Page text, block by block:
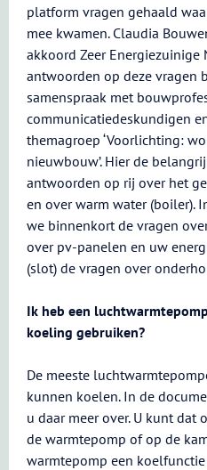
platform vragen gehaald
mee kwamen. Claudia
akkoord Zeer
antwoorden op deze vragen
samenspraak met
communicatiedeskundigen
themagroep ‘Voorlichting:
nieuwbouw’. Hier de
antwoorden op rij over het
en over warm water (boiler).
we binnenkort de vragen
over pv-panelen en uw
(slot) de vragen over
Ik heb een
koeling gebruiken?
De meeste
kunnen koelen. In de
u daar meer over. U kunt dat
de warmtepomp of op de
warmtepomp een